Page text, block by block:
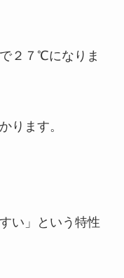
２７℃になりま
ります。
い」という特性